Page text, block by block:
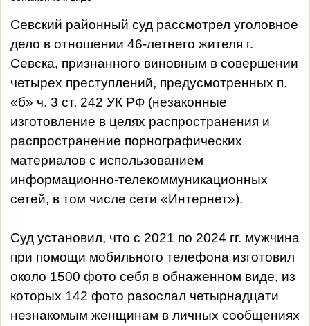
Севский районный суд рассмотрел уголовное
дело в отношении 46-летнего жителя г.
Севска, признанного виновным в совершении
четырех преступлений, предусмотренных п.
«б» ч. 3 ст. 242 УК РФ (незаконные
изготовление в целях распространения и
распространение порнографических
материалов с использованием
информационно-телекоммуникационных
сетей, в том числе сети «Интернет»).
Суд установил, что с 2021 по 2024 гг. мужчина
при помощи мобильного телефона изготовил
около 1500 фото себя в обнаженном виде, из
которых 142 фото разослал четырнадцати
незнакомым женщинам в личных сообщениях